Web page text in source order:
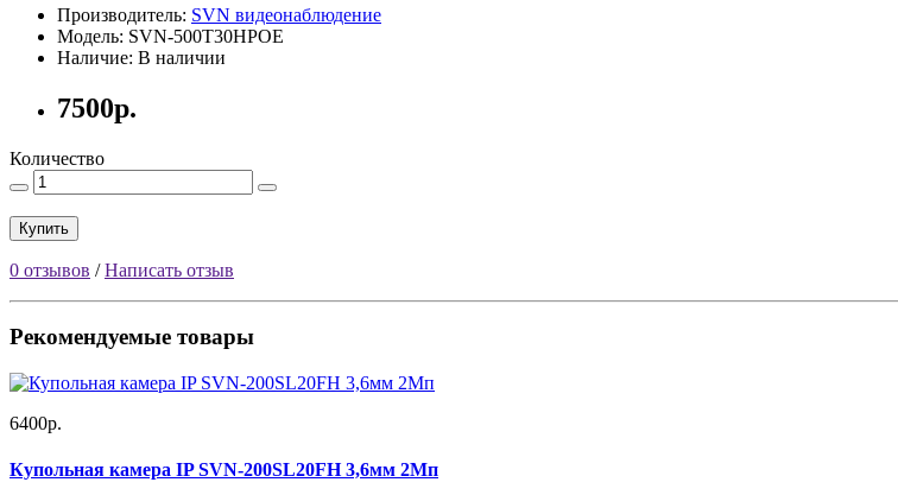
Производитель: SVN видеонаблюдение
Модель: SVN-500T30HPOE
Наличие: В наличии
7500р.
Количество
Купить
0 отзывов /Написать отзыв
Рекомендуемые товары
6400р.
Купольная камера IP SVN-200SL20FH 3,6мм 2Мп